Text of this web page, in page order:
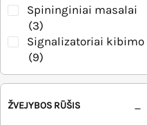
Spininginiai masalai
(3)
Signalizatoriai kibimo
(9)
Stovai meškerių (14)
Sietai/tinkleliai
ŽVEJYBOS RŪŠIS